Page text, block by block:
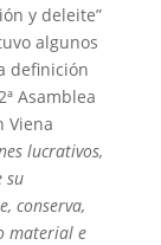
y deleite”
algunos
definición
Asamblea
Viena
lucrativos,
su
conserva,
material e